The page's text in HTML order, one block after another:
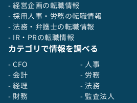
- 経営企画の転職情報
- 採用人事・労務の転職情報
- 法務・弁護士の転職情報
- IR・PRの転職情報
カテゴリで情報を調べる
- CFO
- 会計
- 経理
- 財務
- 人事
- 労務
- 法務
- 監査法人